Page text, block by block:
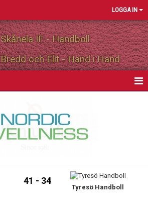
LOGGA IN
Skånela IF - Handboll
Bredd och Elit - Hand i Hand
41 - 34
Tyresö Handboll